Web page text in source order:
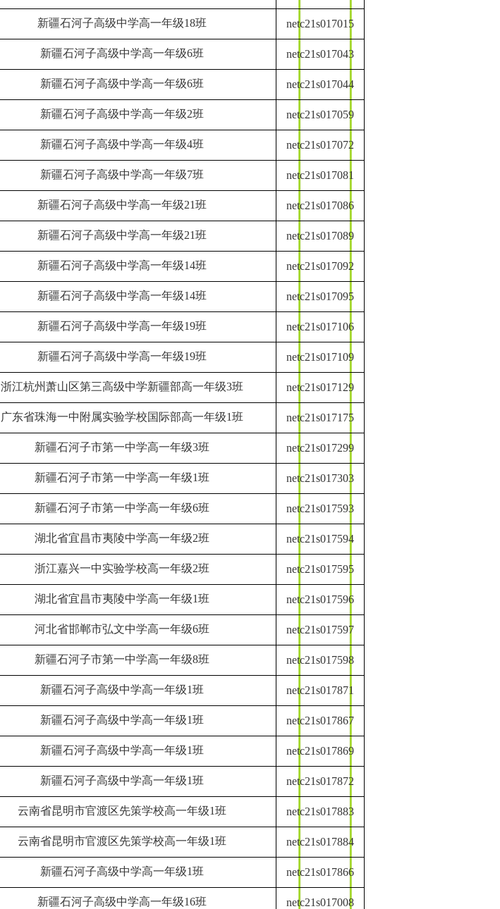
新疆石河子高级中学高一年级18班 netc21s017015
新疆石河子高级中学高一年级6班 netc21s017043
新疆石河子高级中学高一年级6班 netc21s017044
新疆石河子高级中学高一年级2班 netc21s017059
新疆石河子高级中学高一年级4班 netc21s017072
新疆石河子高级中学高一年级7班 netc21s017081
新疆石河子高级中学高一年级21班 netc21s017086
新疆石河子高级中学高一年级21班 netc21s017089
新疆石河子高级中学高一年级14班 netc21s017092
新疆石河子高级中学高一年级14班 netc21s017095
新疆石河子高级中学高一年级19班 netc21s017106
新疆石河子高级中学高一年级19班 netc21s017109
浙江杭州萧山区第三高级中学新疆部高一年级3班 netc21s017129
广东省珠海一中附属实验学校国际部高一年级1班 netc21s017175
新疆石河子市第一中学高一年级3班 netc21s017299
新疆石河子市第一中学高一年级1班 netc21s017303
新疆石河子市第一中学高一年级6班 netc21s017593
湖北省宜昌市夷陵中学高一年级2班 netc21s017594
浙江嘉兴一中实验学校高一年级2班 netc21s017595
湖北省宜昌市夷陵中学高一年级1班 netc21s017596
河北省邯郸市弘文中学高一年级6班 netc21s017597
新疆石河子市第一中学高一年级8班 netc21s017598
新疆石河子高级中学高一年级1班 netc21s017871
新疆石河子高级中学高一年级1班 netc21s017867
新疆石河子高级中学高一年级1班 netc21s017869
新疆石河子高级中学高一年级1班 netc21s017872
云南省昆明市官渡区先策学校高一年级1班 netc21s017883
云南省昆明市官渡区先策学校高一年级1班 netc21s017884
新疆石河子高级中学高一年级1班 netc21s017866
新疆石河子高级中学高一年级16班 netc21s017008